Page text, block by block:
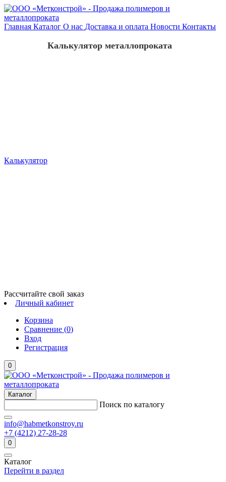
Главная Каталог О нас Доставка и оплата Новости Контакты
Калькулятор
Калькулятор металлопроката
Рассчитайте свой заказ
Личный кабинет
Корзина
Сравнение (0)
Вход
Регистрация
0
Каталог
Поиск по каталогу
info@habmetkonstroy.ru
+7 (4212) 27-28-28
0
Каталог
Перейти в раздел